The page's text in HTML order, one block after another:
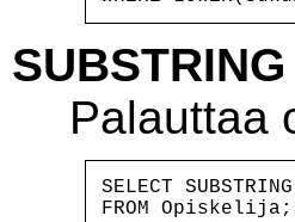
SUBSTRING
Palauttaa
SELECT
FROM Opiskelija;